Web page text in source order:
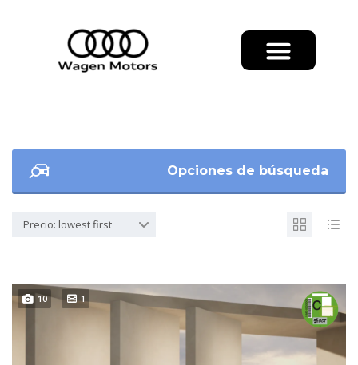
Opciones de búsqueda
Precio: lowest first
10 1